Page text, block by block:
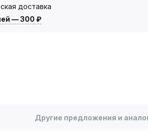
доставка
—300 ₽
Другие предложения и